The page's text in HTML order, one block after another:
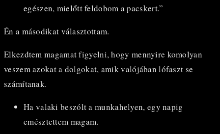
egészen, mielőtt feldobom a pacskert.”
Én a másodikat választottam.
Elkezdtem magamat figyelni, hogy mennyire komolyan
veszem azokat a dolgokat, amik valójában lófaszt se
számítanak.
Ha valaki beszólt a munkahelyen, egy napig
emésztettem magam.